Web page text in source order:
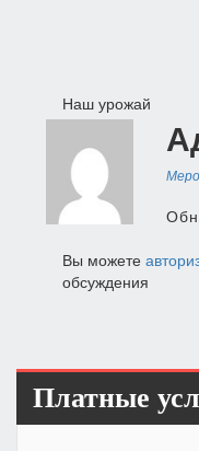
по
записям
Наш урожай
Вы можете
обсуждения
Платные